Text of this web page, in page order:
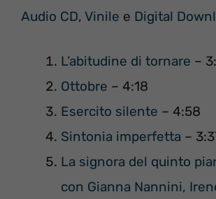
Audio CD, Vinile e Digital
L’abitudine di tornare –
Ottobre – 4:18
Esercito silente – 4:58
Sintonia imperfetta –
La signora del quinto
con Gianna Nannini,